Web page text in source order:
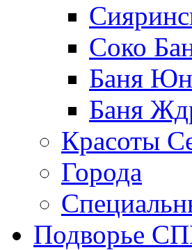
Соко
Баня
Баня
Красоты
Города
Подворье